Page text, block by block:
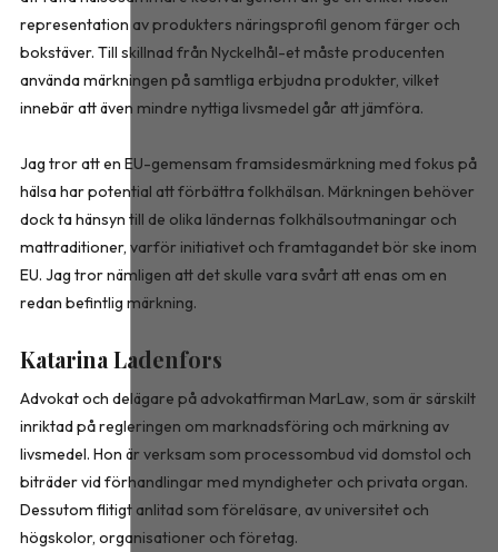
representation av produkters näringsprofil genom färger och
bokstäver. Till skillnad från Nyckelhål-et måste producenten
använda märkningen på samtliga erbjudna produkter, vilket
innebär att även mindre nyttiga livsmedel går att jämföra.
Jag tror att en EU-gemensam framsidesmärkning med fokus på
hälsa har potential att förbättra folkhälsan. Märkningen behöver
dock ta hänsyn till de olika ländernas folkhälsoutmaningar och
mattraditioner, varför initiativet och framtagandet bör ske inom
EU. Jag tror nämligen att det skulle vara svårt att enas om en
redan befintlig märkning.
Katarina Ladenfors
Advokat och delägare på advokatfirman MarLaw, som är särskilt
inriktad på regleringen om marknadsföring och märkning av
livsmedel. Hon är verksam som processombud vid domstol och
biträder vid förhandlingar med myndigheter och privata organ.
Dessutom flitigt anlitad som föreläsare, av universitet och
högskolor, organisationer och företag.